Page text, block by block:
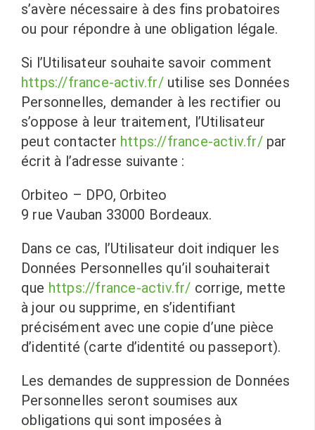
s’avère nécessaire à des fins probatoires
ou pour répondre à une obligation légale.
Si l’Utilisateur souhaite savoir comment
https://france-activ.fr/utilise ses Données
Personnelles, demander à les rectifier ou
s’oppose à leur traitement, l’Utilisateur
peut contacter https://france-activ.fr/par
écrit à l’adresse suivante :
Orbiteo – DPO, Orbiteo
9 rue Vauban 33000 Bordeaux.
Dans ce cas, l’Utilisateur doit indiquer les
Données Personnelles qu’il souhaiterait
que https://france-activ.fr/ corrige, mette
à jour ou supprime, en s’identifiant
précisément avec une copie d’une pièce
d’identité (carte d’identité ou passeport).
Les demandes de suppression de Données
Personnelles seront soumises aux
obligations qui sont imposées à